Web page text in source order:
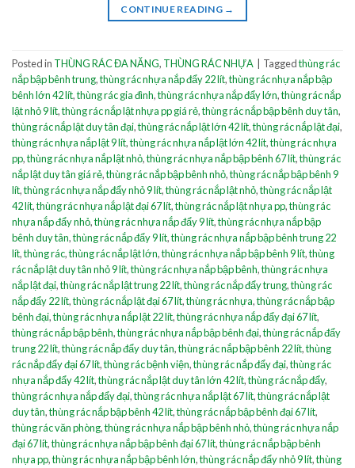
CONTINUE READING →
Posted in THÙNG RÁC ĐA NĂNG, THÙNG RÁC NHỰA Taggedthùng rác
nắp bập bênh trung,thùng rác nhựa nắp đẩy 22 lít,thùng rác nhựa nắp bập
bênh lớn 42 lít,thùng rác gia đình,thùng rác nhựa nắp đẩy lớn,thùng rác nắp
lật nhỏ 9 lít,thùng rác nắp lật nhựa pp giá rẻ,thùng rác nắp bập bênh duy tân,
thùng rác nắp lật duy tân đại,thùng rác nắp lật lớn 42 lít,thùng rác nắp lật đại,
thùng rác nhựa nắp lật 9 lít,thùng rác nhựa nắp lật lớn 42 lít,thùng rác nhựa
pp,thùng rác nhựa nắp lật nhỏ,thùng rác nhựa nắp bập bênh 67 lít,thùng rác
nắp lật duy tân giá rẻ,thùng rác nắp bập bênh nhỏ,thùng rác nắp bập bênh 9
lít,thùng rác nhựa nắp đẩy nhỏ 9 lít,thùng rác nắp lật nhỏ,thùng rác nắp lật
42 lít,thùng rác nhựa nắp lật đại 67 lít,thùng rác nắp lật nhựa pp,thùng rác
nhựa nắp đẩy nhỏ,thùng rác nhựa nắp đẩy 9 lít,thùng rác nhựa nắp bập
bênh duy tân,thùng rác nắp đẩy 9 lít,thùng rác nhựa nắp bập bênh trung 22
lít,thùng rác,thùng rác nắp lật lớn,thùng rác nhựa nắp bập bênh 9 lít,thùng
rác nắp lật duy tân nhỏ 9 lít,thùng rác nhựa nắp bập bênh,thùng rác nhựa
nắp lật đại,thùng rác nắp lật trung 22 lít,thùng rác nắp đẩy trung,thùng rác
nắp đẩy 22 lít,thùng rác nắp lật đại 67 lít,thùng rác nhựa,thùng rác nắp bập
bênh đại,thùng rác nhựa nắp lật 22 lít,thùng rác nhựa nắp đẩy đại 67 lít,
thùng rác nắp bập bênh,thùng rác nhựa nắp bập bênh đại,thùng rác nắp đẩy
trung 22 lít,thùng rác nắp đẩy duy tân,thùng rác nắp bập bênh 22 lít,thùng
rác nắp đẩy đại 67 lít,thùng rác bệnh viện,thùng rác nắp đẩy đại,thùng rác
nhựa nắp đẩy 42 lít,thùng rác nắp lật duy tân lớn 42 lít,thùng rác nắp đẩy,
thùng rác nhựa nắp đẩy đại,thùng rác nhựa nắp lật 67 lít,thùng rác nắp lật
duy tân,thùng rác nắp bập bênh 42 lít,thùng rác nắp bập bênh đại 67 lít,
thùng rác văn phòng,thùng rác nhựa nắp bập bênh nhỏ,thùng rác nhựa nắp
đại 67 lít,thùng rác nhựa nắp bập bênh đại 67 lít,thùng rác nắp bập bênh
nhựa pp,thùng rác nhựa nắp bập bênh lớn,thùng rác nắp đẩy nhỏ 9 lít,thùng